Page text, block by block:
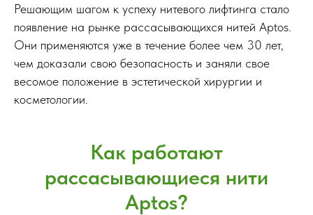
Решающим шагом к успеху нитевого лифтинга стало
появление на рынке рассасывающихся нитей Aptos.
Они применяются уже в течение более чем 30 лет,
чем доказали свою безопасность и заняли свое
весомое положение в эстетической хирургии и
косметологии.
Как работают
рассасывающиеся нити
Aptos?